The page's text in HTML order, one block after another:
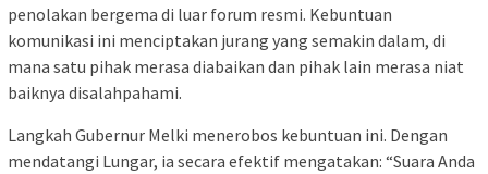
penolakan bergema di luar forum resmi. Kebuntuan
komunikasi ini menciptakan jurang yang semakin dalam, di
mana satu pihak merasa diabaikan dan pihak lain merasa niat
baiknya disalahpahami.
Langkah Gubernur Melki menerobos kebuntuan ini. Dengan
mendatangi Lungar, ia secara efektif mengatakan: “Suara Anda